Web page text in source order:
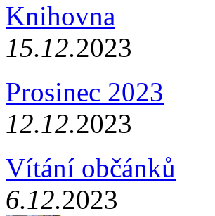
Knihovna
15.12.2023
Prosinec 2023
12.12.2023
Vítání občánků
6.12.2023